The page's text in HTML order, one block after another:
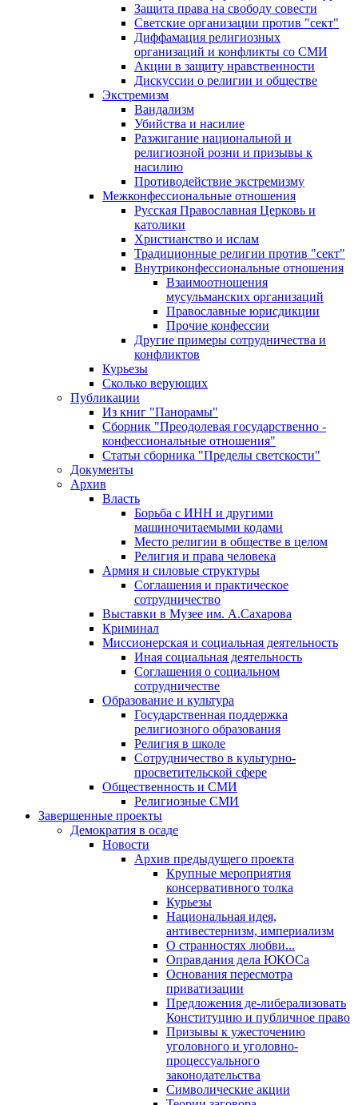
Защита права на свободу совести
Светские организации против "сект"
Диффамация религиозных
организаций и конфликты со СМИ
Акции в защиту нравственности
Дискуссии о религии и обществе
Экстремизм
Вандализм
Убийства и насилие
Разжигание национальной и
религиозной розни и призывы к
насилию
Противодействие экстремизму
Межконфессиональные отношения
Русская Православная Церковь и
католики
Христианство и ислам
Традиционные религии против "сект"
Внутриконфессиональные отношения
Взаимоотношения
мусульманских организаций
Православные юрисдикции
Прочие конфессии
Другие примеры сотрудничества и
конфликтов
Курьезы
Сколько верующих
Публикации
Из книг "Панорамы"
Сборник "Преодолевая государственно -
конфессиональные отношения"
Статьи сборника "Пределы светскости"
Документы
Архив
Власть
Борьба с ИНН и другими
машиночитаемыми кодами
Место религии в обществе в целом
Религия и права человека
Армия и силовые структуры
Соглашения и практическое
сотрудничество
Выставки в Музее им. А.Сахарова
Криминал
Миссионерская и социальная деятельность
Иная социальная деятельность
Соглашения о социальном
сотрудничестве
Образование и культура
Государственная поддержка
религиозного образования
Религия в школе
Сотрудничество в культурно-
просветительской сфере
Общественность и СМИ
Религиозные СМИ
Завершенные проекты
Демократия в осаде
Новости
Архив предыдущего проекта
Крупные мероприятия
консервативного толка
Курьезы
Национальная идея,
антивестернизм, империализм
О странностях любви...
Оправдания дела ЮКОСа
Основания пересмотра
приватизации
Предложения де-либерализовать
Конституцию и публичное право
Призывы к ужесточению
уголовного и уголовно-
процессуального
законодательства
Символические акции